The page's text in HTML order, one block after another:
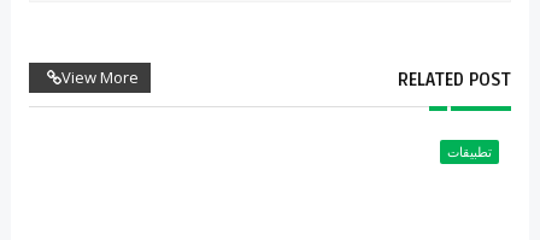
RELATED POST
View More
تطبيقات